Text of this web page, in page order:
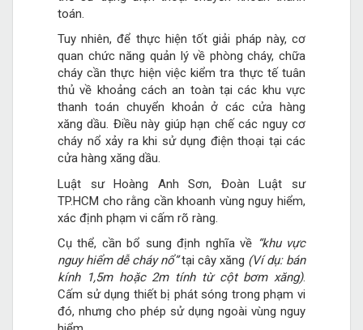
toán.
Tuy nhiên, để thực hiện tốt giải pháp này, cơ
quan chức năng quản lý về phòng cháy, chữa
cháy cần thực hiện việc kiểm tra thực tế tuân
thủ về khoảng cách an toàn tại các khu vực
thanh toán chuyển khoản ở các cửa hàng
xăng dầu. Điều này giúp hạn chế các nguy cơ
cháy nổ xảy ra khi sử dụng điện thoại tại các
cửa hàng xăng dầu.
Luật sư Hoàng Anh Sơn, Đoàn Luật sư
TP.HCM cho rằng cần khoanh vùng nguy hiểm,
xác định phạm vi cấm rõ ràng.
Cụ thể, cần bổ sung định nghĩa về “khu vực
nguy hiểm dễ cháy nổ”tại cây xăng (Ví dụ: bán
kính 1,5m hoặc 2m tính từ cột bơm xăng).
Cấm sử dụng thiết bị phát sóng trong phạm vi
đó, nhưng cho phép sử dụng ngoài vùng nguy